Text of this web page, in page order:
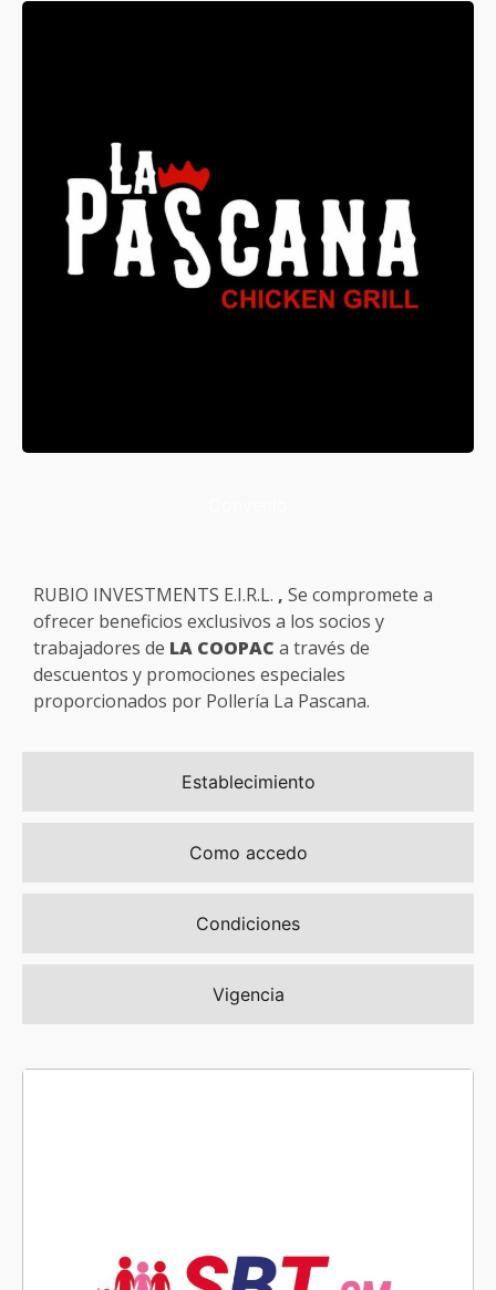
Establecimiento
Como accedo
Condiciones
Vigencia
RUBIO INVESTMENTS E.I.R.L. , Se compromete a
ofrecer beneficios exclusivos a los socios y
trabajadores de LA COOPAC a través de
descuentos y promociones especiales
proporcionados por Pollería La Pascana.